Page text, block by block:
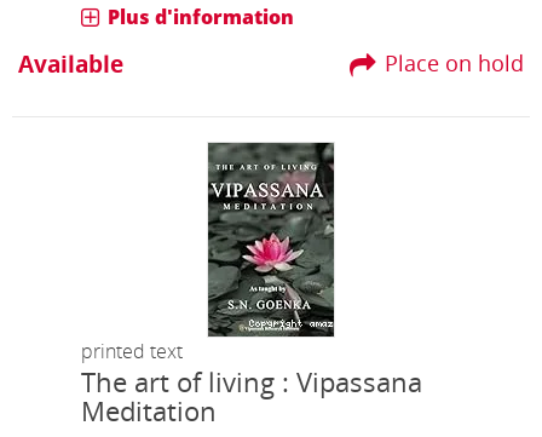
Plus d'information
Place on hold
Available
printed text
The art of living : Vipassana
Meditation